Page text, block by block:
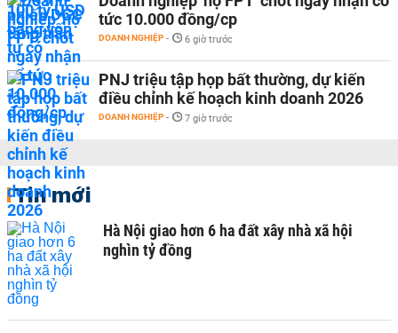
tức 10.000 đồng/cp
DOANH NGHIỆP - 6 giờ trước
PNJ triệu tập họp bất thường, dự kiến
điều chỉnh kế hoạch kinh doanh 2026
DOANH NGHIỆP - 7 giờ trước
Tin mới
Hà Nội giao hơn 6 ha đất xây nhà xã hội
nghìn tỷ đồng